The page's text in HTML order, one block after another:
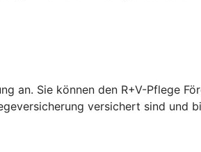
an. Sie können den R+V-Pflege
versichert sind und